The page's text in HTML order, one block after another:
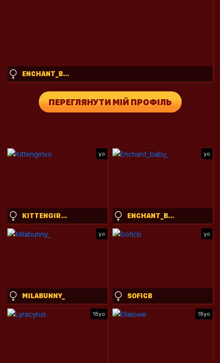
ENCHANT_BABY_
ПЕРЕГЛЯНУТИ МІЙ ПРОФІЛЬ
yo
KITTENGIRLXO
yo
ENCHANT_BABY_
yo
MILABUNNY_
yo
SOFICB
18yo 18yo